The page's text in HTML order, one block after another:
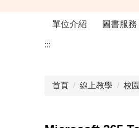
單位介紹 圖書服務
:::
首頁 線上教學 校